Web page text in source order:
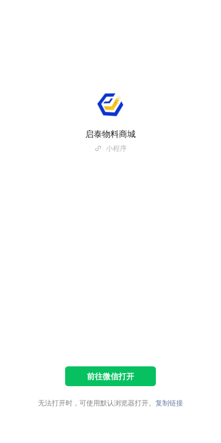
启泰物料商城
小程序
前往微信打开
无法打开时，可使用默认浏览器打开。 复制链接